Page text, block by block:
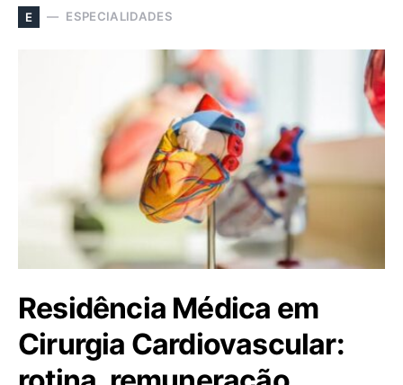
E ESPECIALIDADES
Residência Médica em
Cirurgia Cardiovascular: